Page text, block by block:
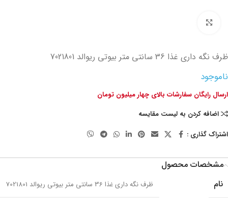
ظرف نگه داری غذا 36 سانتی متر بیوتی ریوالد 7021801
ناموجود
ارسال رایگان سفارشات بالای چهار میلیون تومان
اضافه کردن به لیست مقایسه
اشتراک گذاری :
مشخصات محصول
نام
ظرف نگه داری غذا 36 سانتی متر بیوتی ریوالد 7021801